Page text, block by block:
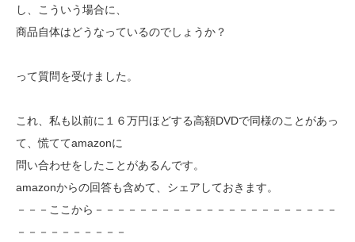
し、こういう場合に、
商品自体はどうなっているのでしょうか？
って質問を受けました。
これ、私も以前に１６万円ほどする高額DVDで同様のことがあっ
て、慌ててamazonに
問い合わせをしたことがあるんです。
amazonからの回答も含めて、シェアしておきます。
－－－ここから－－－－－－－－－－－－－－－－－－－－－－
－－－－－－－－－－